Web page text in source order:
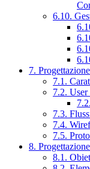
6.10.
7.
7.1.
7.2. User
7.3.
7.4.
7.5.
8.
8.1.